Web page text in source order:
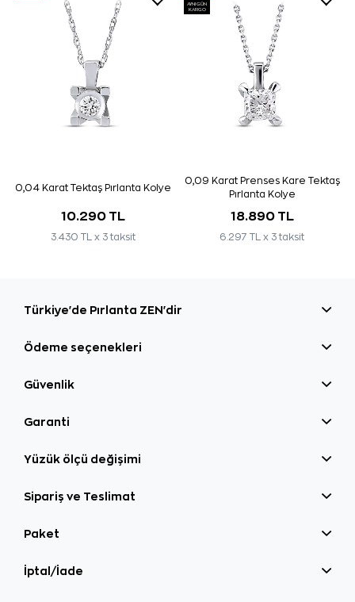
0,04 Karat Tektaş Pırlanta Kolye
10.290 TL
3.430 TL x 3 taksit
AYNI GÜN
KARGO
0,09 Karat Prenses Kare Tektaş
Pırlanta Kolye
18.890 TL
6.297 TL x 3 taksit
Türkiye'de Pırlanta ZEN'dir
Ödeme seçenekleri
Güvenlik
Garanti
Yüzük ölçü değişimi
Sipariş ve Teslimat
Paket
İptal/İade